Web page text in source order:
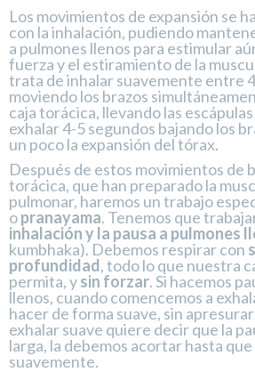
Los movimientos de expansión se
con la inhalación, pudiendo
a pulmones llenos para estimular
fuerza y el estiramiento de la
trata de inhalar suavemente entre
moviendo los brazos
caja torácica, llevando las
exhalar 4-5 segundos bajando los
un poco la expansión del tórax.
Después de estos movimientos de
torácica, que han preparado la
pulmonar, haremos un trabajo
opranayama. Tenemos que
inhalación y la pausa a pulmones
kumbhaka). Debemos respirar con
profundidad, todo lo que nuestra
permita, ysin forzar. Si hacemos
llenos, cuando comencemos a
hacer de forma suave, sin
exhalar suave quiere decir que la
larga, la debemos acortar hasta
suavemente.